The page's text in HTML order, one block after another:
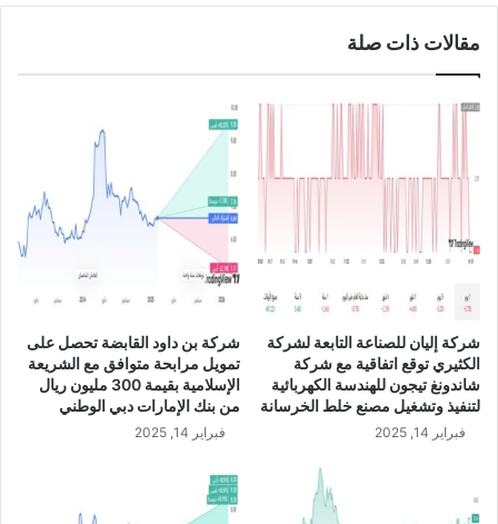
ل
ا
ي
ي
ز
ي
ع
أ
ح
مقالات ذات صلة
شركة إليان للصناعة التابعة لشركة
الكثيري توقع اتفاقية مع شركة
شاندونغ تيجون للهندسة الكهربائية
لتنفيذ وتشغيل مصنع خلط الخرسانة
فبراير 14, 2025
شركة بن داود القابضة تحصل على
تمويل مرابحة متوافق مع الشريعة
الإسلامية بقيمة 300 مليون ريال
من بنك الإمارات دبي الوطني
فبراير 14, 2025